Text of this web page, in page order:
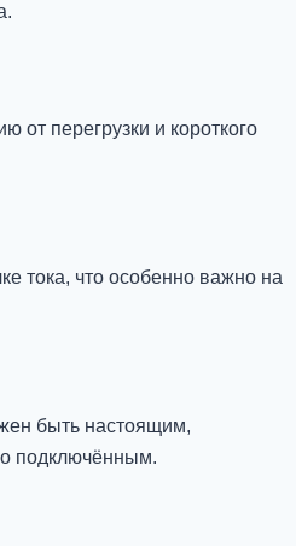
от перегрузки и короткого
тока, что особенно важно на
быть настоящим,
подключённым.